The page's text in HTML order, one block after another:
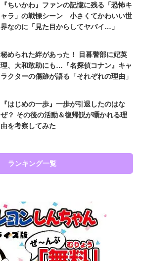
『ちいかわ』ファンの記憶に残る「恐怖キ
ャラ」の戦慄シーン 小さくてかわいい世
界なのに「見た目からしてヤバイ…」
秘められた絆があった！ 目暮警部に妃英
理、大和敢助にも…『名探偵コナン』キャ
ラクターの傷跡が語る「それぞれの理由」
『はじめの一歩』一歩が引退したのはな
ぜ？ その後の活動＆復帰説が囁かれる理
由を考察してみた
ランキング一覧